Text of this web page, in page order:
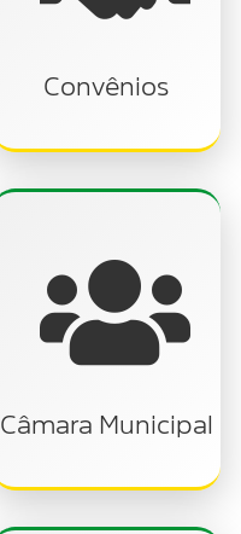
Convênios
Câmara Municipal